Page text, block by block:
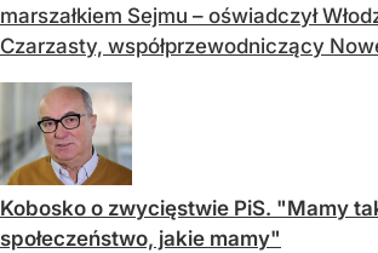
marszałkiem Sejmu – oświadczył
Czarzasty, współprzewodniczący
Kobosko o zwycięstwie PiS. "Mamy
społeczeństwo, jakie mamy"